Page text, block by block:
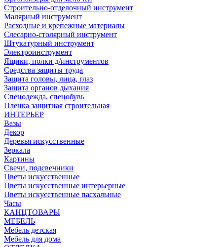
Строительно-отделочный инструмент
Малярный инструмент
Расходные и крепежные материалы
Слесарно-столярный инструмент
Штукатурный инструмент
Электроинструмент
Ящики, полки д/инструментов
Средства защиты труда
Защита головы, лица, глаз
Защита органов дыхания
Спецодежда, спецобувь
Пленка защитная строительная
ИНТЕРЬЕР
Вазы
Декор
Деревья искусственные
Зеркала
Картины
Свечи, подсвечники
Цветы искусственные
Цветы искусственные интерьерные
Цветы искусственные пасхальные
Часы
КАНЦТОВАРЫ
МЕБЕЛЬ
Мебель детская
Мебель для дома